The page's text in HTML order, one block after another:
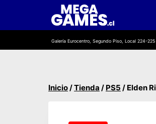
contenido
Galería Eurocentro, Segundo Piso, Local 224-225
Inicio/Tienda / PS5 / Elden